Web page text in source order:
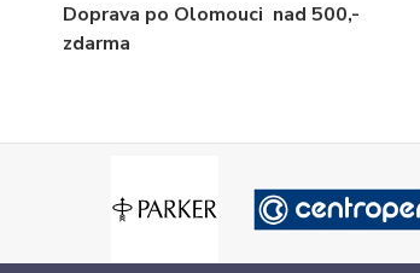
Doprava po Olomouci nad 500,-
zdarma